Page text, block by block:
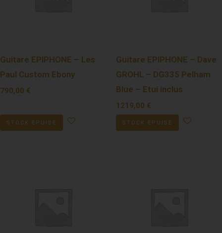
Guitare EPIPHONE – Les
Paul Custom Ebony
790,00 €
STOCK ÉPUISÉ
Guitare EPIPHONE – Dave
GROHL – DG335 Pelham
Blue – Etui inclus
1219,00 €
STOCK ÉPUISÉ